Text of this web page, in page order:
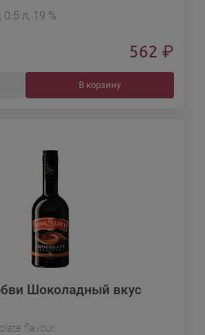
л, 19 %
562 ₽
В корзину
Шоколадный вкус
flavour